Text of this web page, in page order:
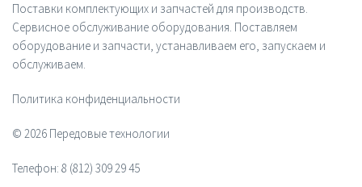
Поставки комплектующих и запчастей для производств.
Сервисное обслуживание оборудования. Поставляем
оборудование и запчасти, устанавливаем его, запускаем и
обслуживаем.
Политика конфиденциальности
© 2026 Передовые технологии
Телефон: 8 (812) 309 29 45